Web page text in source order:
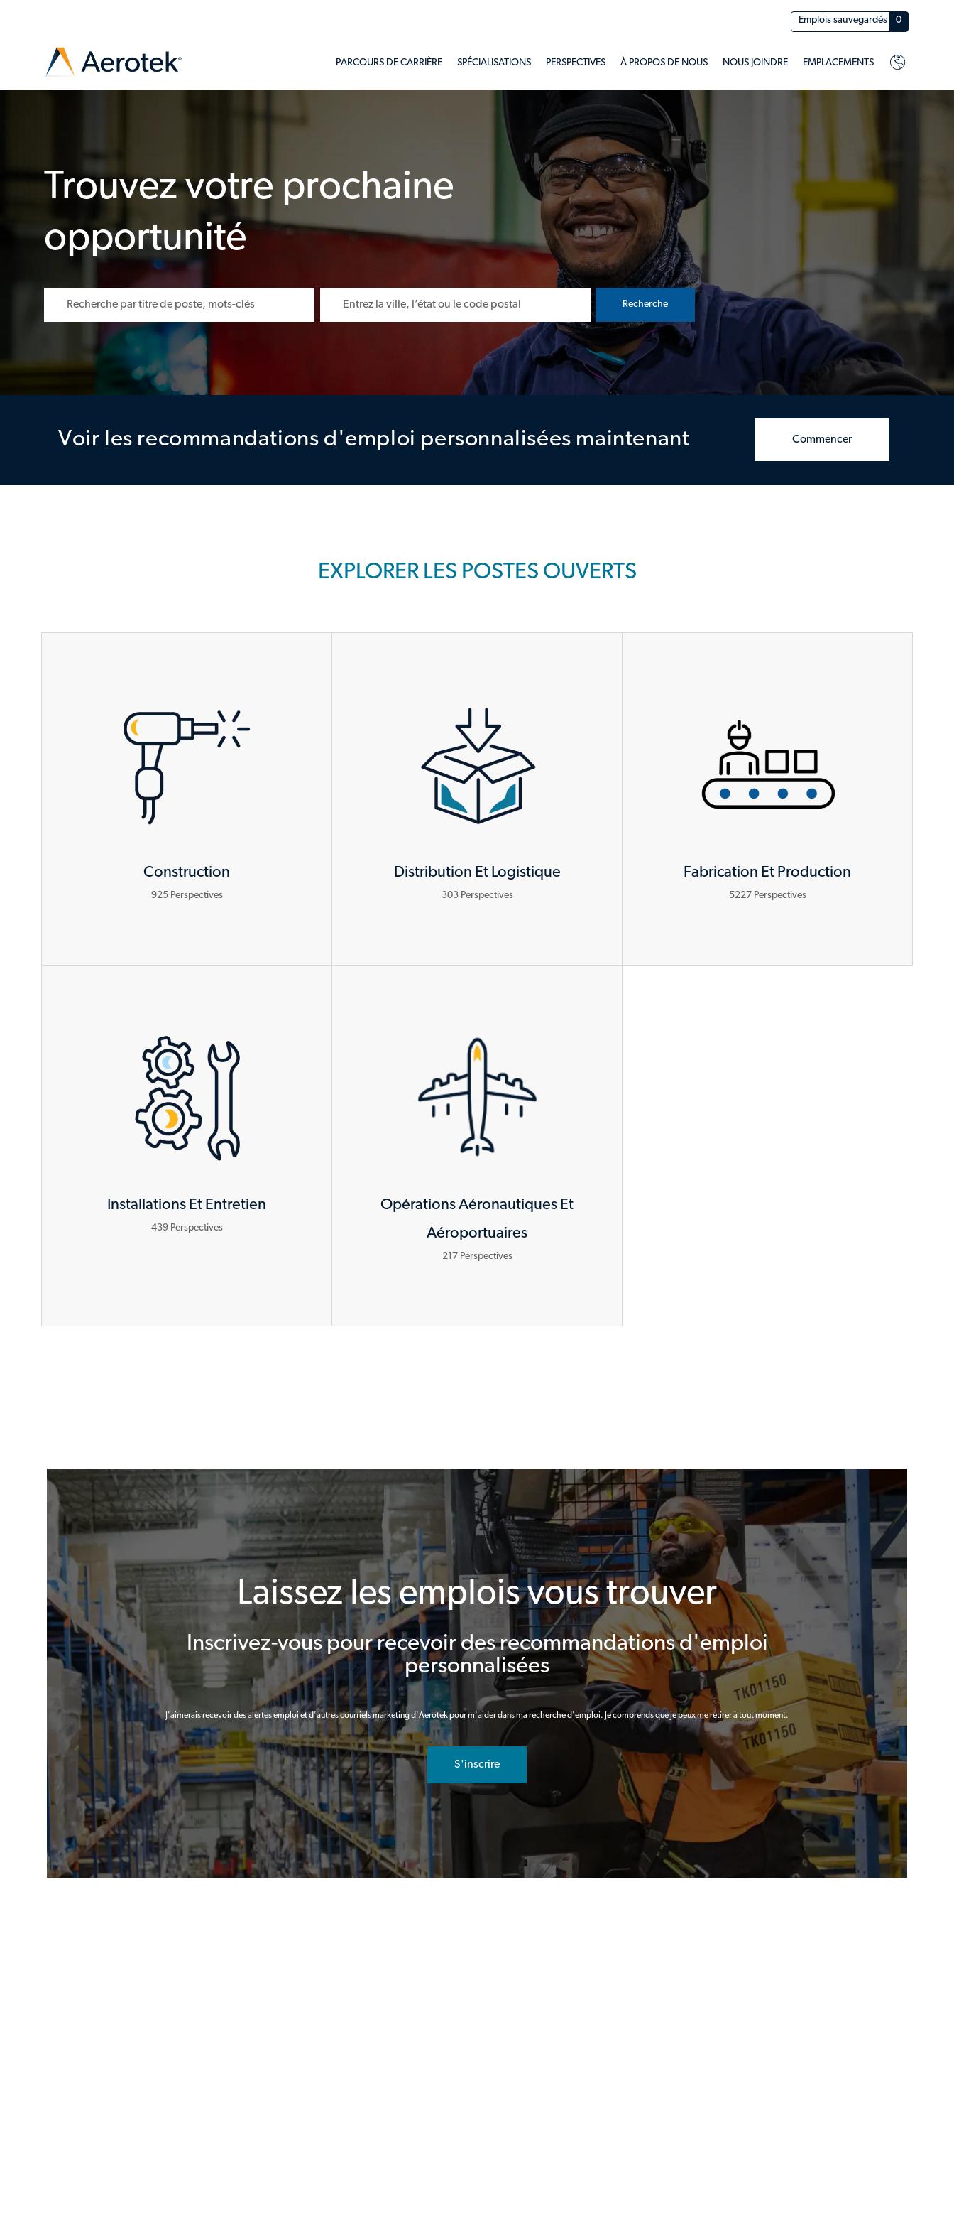
Emplois sauvegardés
0
PARCOURS DE CARRIÈRE SPÉCIALISATIONS PERSPECTIVES À PROPOS DE NOUS NOUS JOINDRE EMPLACEMENTS
Trouvez votre prochaine
opportunité
Recherche
Voir les recommandations d'emploi personnalisées maintenant Commencer
EXPLORER LES POSTES OUVERTS
Construction
925 Perspectives
Distribution Et Logistique
303 Perspectives
Fabrication Et Production
5227 Perspectives
Installations Et Entretien
439 Perspectives
Opérations Aéronautiques Et
Aéroportuaires
217 Perspectives
Laissez les emplois vous trouver
Inscrivez-vous pour recevoir des recommandations d'emploi
personnalisées
J'aimerais recevoir des alertes emploi et d'autres courriels marketing d'Aerotek pour m'aider dans ma recherche d'emploi. Je comprends que je peux me retirer à tout moment.
S'inscrire